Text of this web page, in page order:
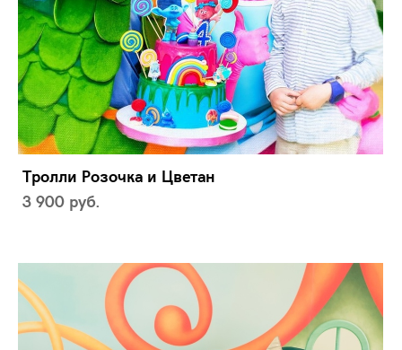
Тролли Розочка и Цветан
3 900 pуб.